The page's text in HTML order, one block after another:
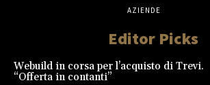
AZIENDE
Editor Picks
Webuild in corsa per l’acquisto di Trevi.
“Offerta in contanti”